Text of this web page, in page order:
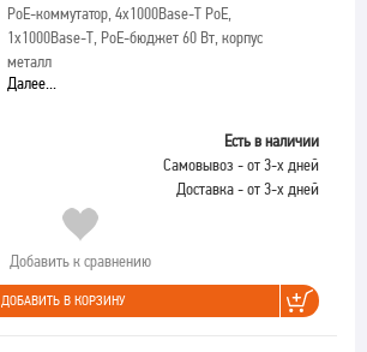
PoE-коммутатор, 4x1000Base-T PoE,
1x1000Base-T, PoE-бюджет 60 Вт, корпус
металл
Далее...
Есть в наличии
Самовывоз - от 3-х дней
Доставка - от 3-х дней
Добавить к сравнению
ДОБАВИТЬ В КОРЗИНУ